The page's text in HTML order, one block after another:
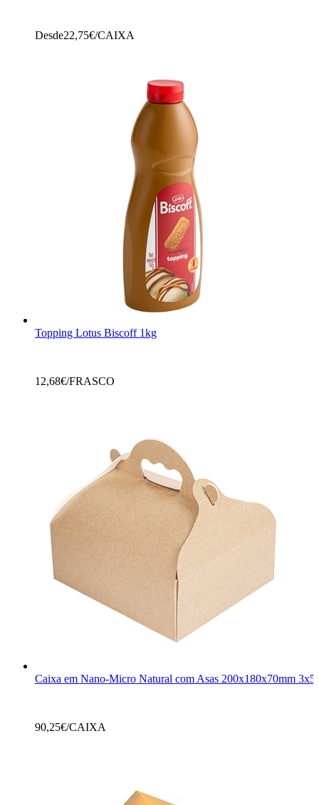
Desde22,75€/CAIXA
Topping Lotus Biscoff 1kg
12,68€/FRASCO
Caixa em Nano-Micro Natural com Asas 200x180x70mm
90,25€/CAIXA